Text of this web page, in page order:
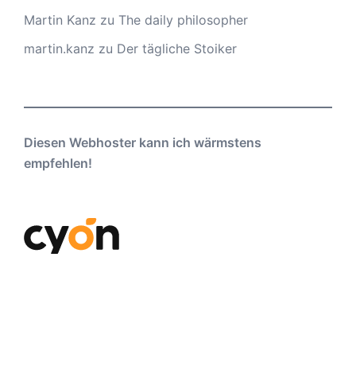
Martin Kanz zu The daily philosopher
martin.kanz zu Der tägliche Stoiker
Diesen Webhoster kann ich wärmstens
empfehlen!